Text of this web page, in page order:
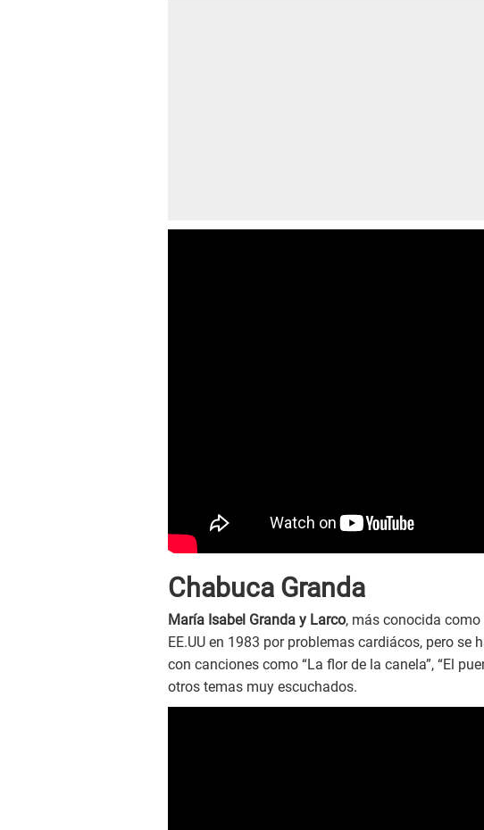
Chabuca Granda
María Isabel Granda y Larco, más conocida como
EE.UU en 1983 por problemas cardiácos, pero
con canciones como “La flor de la canela”, “El
otros temas muy escuchados.